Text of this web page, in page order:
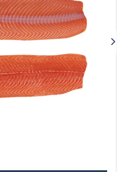
Enter the desired